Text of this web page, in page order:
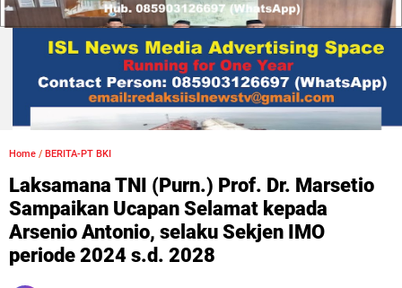
Home / BERITA-PT BKI
Laksamana TNI (Purn.) Prof. Dr. Marsetio
Sampaikan Ucapan Selamat kepada
Arsenio Antonio, selaku Sekjen IMO
periode 2024 s.d. 2028